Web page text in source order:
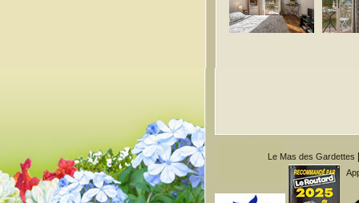
Le Mas des Gardettes